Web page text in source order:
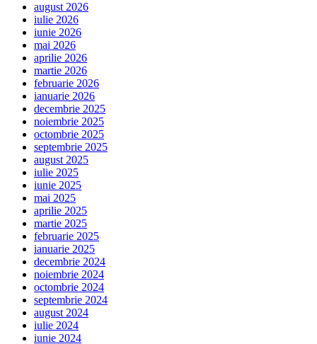
august 2026
iulie 2026
iunie 2026
mai 2026
aprilie 2026
martie 2026
februarie 2026
ianuarie 2026
decembrie 2025
noiembrie 2025
octombrie 2025
septembrie 2025
august 2025
iulie 2025
iunie 2025
mai 2025
aprilie 2025
martie 2025
februarie 2025
ianuarie 2025
decembrie 2024
noiembrie 2024
octombrie 2024
septembrie 2024
august 2024
iulie 2024
iunie 2024